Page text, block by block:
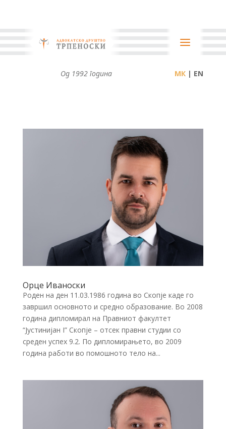
Од 1992 година | EN
Орце Иваноски
Роден на ден 11.03.1986 година во Скопје каде го
завршил основното и средно образование. Во 2008
година дипломирал на Правниот факултет
“Јустинијан I” Скопје – отсек правни студии со
среден успех 9.2. По дипломирањето, во 2009
година работи во помошното тело на...